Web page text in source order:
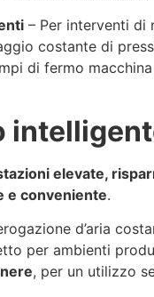
– Per interventi di
costante di
di fermo
elevate,
e conveniente.
d’aria
per ambienti
, per un utilizzo